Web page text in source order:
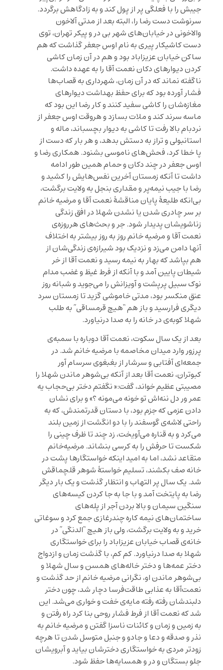
جیبش را با فعلگی پر از پول کند و به زادگاهش برگردد.
سرنوشت دست رضا را، البته بعد از مدتی آلاخون
والاخونی در خیابان‌های شهر بی در و پیکر تهران، توی
دست کاشیکار پیری به نام اوس جعفر گذاشت که هم
ساکن خیابان عزیزاباد بود و هم در آن زمان کاشی
کردن دیوارهای دکان نعمت آقا را به عهده داشت.
ناگفته نماند که در آن زمان، شهرداری به قصاب‌ها
فشار آورده بود که برای حفظ بهداشت دیوارهای
مغازه‌شان را کاشی سفید کنند و کار رضا این بود که
ماسه سرند کند و ملات بسازد و هروقت اوس جعفر از
نردبام بالا ‌رفت تا کاشی به دیوار بچسباند، ماله و
استانبولی و تراز به دستش بدهد، و هر بار که دست از
پا خطا کرد، فحش‌های ناموسی بشنود. همکاری رضا و
اوس جعفر در چند دکان و حمام همین طور ادامه
داشت تا آنکه زمستان آخرین نفس‌هایش را کشید و
رضا با جیب نیمه‌پر و مقداری بنجل به ولایت برگشت،
بی‌انکه طلیعۀ پایان مناقشۀ نعمت آقا و مرضیه خانم
بر سر چادری شدن یا نشدن شهلا در افق زندگی
زناشویشان پدیدار شود. جر و بحث‌های هرروزه‌ی
نعمت آقا و مرضیه خانم روز به روز بیشتر به اختلاف
آنها دامن می‌زد و نزدیک بود شیرازه‌ی زندگی‌شان از
هم بپاشد که بهار به نیمه رسید و نعمت آقا از خر
شیطان پایین آمد و با آنکه از فرط غیظ و غضب مدام
نوک سبیل پرپشت و آویزانش را می‌جوید و شبانه روز
عنق منکسر بود، مدتی خاموشی گزید تا زمستان سرد
دیگری فرارسید و باز هم “هیچ قرمساقی” به طلب
شهلا کوبه‌ی در خانه را به صدا درنیاورد.
بعد از یک سال سکوت، نعمت آقا دوباره با سمبه‌ی
پرزور وارد میدان مخاصمه با مرضیه خانم شد. در
جمعه‌ای آفتابی و سرشار از بغبغوی سرسام آور
کبوتران، نعمت آقا بعد از آنکه بی‌شوهر ماندن شهلا را
مصیبتی عظیم خواند، گفت:« نگفتم دختر بی‌حجاب یه
عمر ور دل ننه‌اش تو خونه می‌مونه ؟» و برای نشان
دادن عزمی که جزم بود، با دستان قدرتمندش، كه به
راحتی لاشه‌‌ی گوسفند را با دو انگشت از زمين بلند
می‌کرد و به قناره می‌آويخت، زد چند تا ظرف چینی را
شکست تا حرفش را به کرسی بنشاند. مرضیه‌خانم
متقاعد نشد، اما به امید اینکه خواستگارها پشت در
خانه صف بکشند، تسلیم خواستۀ شوهر قلچماقش
شد. یک سال پر التهاب و انتظار گذشت و یک بار دیگر
رضا به پایتخت آمد و با جا به جا کردن کیسه‌های
سنگین سیمان و بالا بردن آجر از پله‌های
ساختمان‌های نیمه کاره چندرغازی جمع کرد و سوغاتی
خرید و به ولایت برگشت، ولی باز هیچ “الدنگی” در
خانه‌ی قصاب خیابان عزیزاباد را برای خواستگاری
شهلا به صدا درنیاورد. کم کم، با گذشت زمان و ازدواج
دختر عمه‌ها و دختر خاله‌های همسن و سال شهلا و
بی‌شوهر ماندن او، نگرانی مرضیه خانم از حد گذشت و
نعمت‌آقا به عذابی طاقت‌فرسا دچار شد، چون دختر
دلبندشان رفته رفته مایه‌ی خفت و خواری می‌شد. این
شد که نعمت آقا از فرط فشار روحی بنا کرد راه رفتن و
به زمین و زمان و کائنات ناسزا گفتن و مرضيه خانم به
نذر و صدقه و دعا و جادو و جنبل متوسل شدن تا هرچه
زودتر مردی به خواستگاری دخترشان بیاید و آبرویشان
جلو بستگان و در و همسایه‌ها حفظ شود.